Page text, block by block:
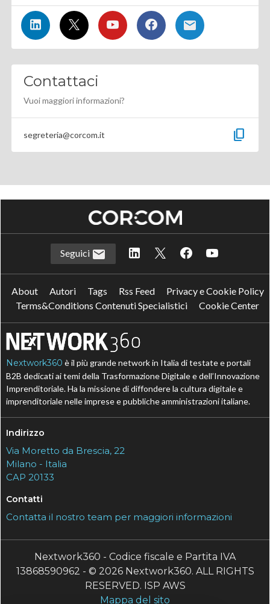
Contattaci
Vuoi maggiori informazioni?
segreteria@corcom.it content_copy
Seguici
About Autori Tags Rss Feed
Privacy e Cookie Policy
Terms&Conditions Contenuti Specialistici
Cookie Center
Nextwork360 è il più grande network in Italia di testate e portali
B2B dedicati ai temi della Trasformazione Digitale e dell’Innovazione
Imprenditoriale. Ha la missione di diffondere la cultura digitale e
imprenditoriale nelle imprese e pubbliche amministrazioni italiane.
Indirizzo
Via Moretto da Brescia, 22
Milano - Italia
CAP 20133
Contatti
Contatta il nostro team per maggiori informazioni
Nextwork360 - Codice fiscale e Partita IVA
13868590962 - © 2026 Nextwork360. ALL RIGHTS
RESERVED. ISP AWS
Mappa del sito